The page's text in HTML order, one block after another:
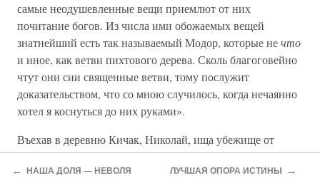
самые неодушевленные вещи приемлют от них
почитание богов. Из числа ими обожаемых вещей
знатнейший есть так называемый Модор, которые нечто
и иное, как ветви пихтового дерева. Сколь благоговейно
чтут они сии священные ветви, тому послужит
доказательством, что со мною случилось, когда нечаянно
хотел я коснуться до них руками».
Въехав в деревню Кичак, Николай, ища убежище от
солнечной жары, вошел в один дом. Там на стене он
увидел дощечку, обложенную пихтовыми веточками.
← НАША ДОЛЯ — НЕВОЛЯ ЛУЧШАЯ ОПОРА ИСТИНЫ →